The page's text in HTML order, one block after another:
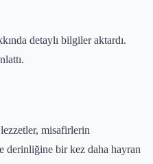
detaylı bilgiler aktardı.
misafirlerin
derinliğine bir kez daha hayran